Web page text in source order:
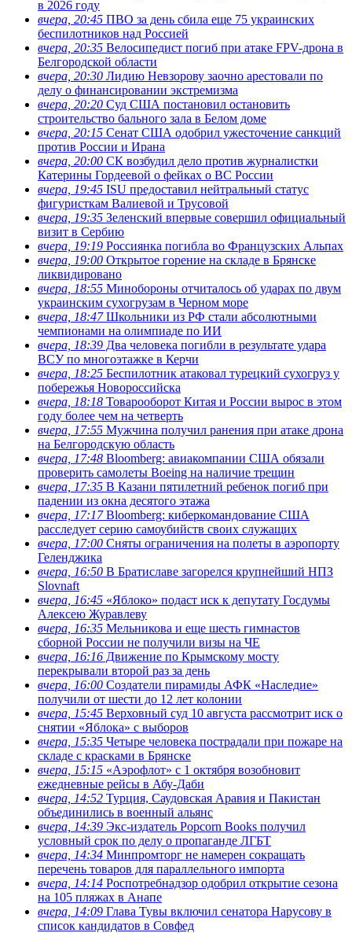
в 2026 году
вчера, 20:45 ПВО за день сбила еще 75 украинских
беспилотников над Россией
вчера, 20:35 Велосипедист погиб при атаке FPV-дрона в
Белгородской области
вчера, 20:30 Лидию Невзорову заочно арестовали по
делу о финансировании экстремизма
вчера, 20:20 Суд США постановил остановить
строительство бального зала в Белом доме
вчера, 20:15 Сенат США одобрил ужесточение санкций
против России и Ирана
вчера, 20:00 СК возбудил дело против журналистки
Катерины Гордеевой о фейках о ВС России
вчера, 19:45 ISU предоставил нейтральный статус
фигуристкам Валиевой и Трусовой
вчера, 19:35 Зеленский впервые совершил официальный
визит в Сербию
вчера, 19:19 Россиянка погибла во Французских Альпах
вчера, 19:00 Открытое горение на складе в Брянске
ликвидировано
вчера, 18:55 Минобороны отчиталось об ударах по двум
украинским сухогрузам в Черном море
вчера, 18:47Школьники из РФ стали абсолютными
чемпионами на олимпиаде по ИИ
вчера, 18:39 Два человека погибли в результате удара
ВСУ по многоэтажке в Керчи
вчера, 18:25 Беспилотник атаковал турецкий сухогруз у
побережья Новороссийска
вчера, 18:18 Товарооборот Китая и России вырос в этом
году более чем на четверть
вчера, 17:55 Мужчина получил ранения при атаке дрона
на Белгородскую область
вчера, 17:48 Bloomberg: авиакомпании США обязали
проверить самолеты Boeing на наличие трещин
вчера, 17:35 В Казани пятилетний ребенок погиб при
падении из окна десятого этажа
вчера, 17:17Bloomberg: киберкомандование США
расследует серию самоубийств своих служащих
вчера, 17:00 Сняты ограничения на полеты в аэропорту
Геленджика
вчера, 16:50 В Братиславе загорелся крупнейший НПЗ
Slovnaft
вчера, 16:45 «Яблоко» подаст иск к депутату Госдумы
Алексею Журавлеву
вчера, 16:35 Мельникова и еще шесть гимнастов
сборной России не получили визы на ЧЕ
вчера, 16:16 Движение по Крымскому мосту
перекрывали второй раз за день
вчера, 16:00 Создатели пирамиды АФК «Наследие»
получили от шести до 12 лет колонии
вчера, 15:45 Верховный суд 10 августа рассмотрит иск о
снятии «Яблока» с выборов
вчера, 15:35 Четыре человека пострадали при пожаре на
складе с красками в Брянске
вчера, 15:15 «Аэрофлот» с 1 октября возобновит
ежедневные рейсы в Абу-Даби
вчера, 14:52 Турция, Саудовская Аравия и Пакистан
объединились в военный альянс
вчера, 14:39 Экс-издатель Popcorn Books получил
условный срок по делу о пропаганде ЛГБТ
вчера, 14:34 Минпромторг не намерен сокращать
перечень товаров для параллельного импорта
вчера, 14:14 Роспотребнадзор одобрил открытие сезона
на 105 пляжах в Анапе
вчера, 14:09 Глава Тувы включил сенатора Нарусову в
список кандидатов в Совфед